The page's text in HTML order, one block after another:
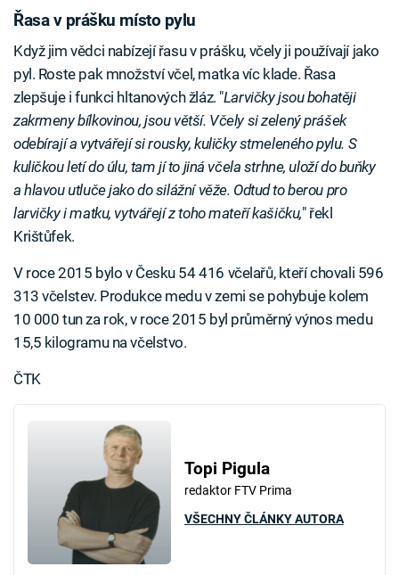
Řasa v prášku místo pylu
Když jim vědci nabízejí řasu v prášku, včely ji používají jako
pyl. Roste pak množství včel, matka víc klade. Řasa
zlepšuje i funkci hltanových žláz. "Larvičky jsou bohatěji
zakrmeny bílkovinou, jsou větší. Včely si zelený prášek
odebírají a vytvářejí si rousky, kuličky stmeleného pylu. S
kuličkou letí do úlu, tam jí to jiná včela strhne, uloží do buňky
a hlavou utluče jako do silážní věže. Odtud to berou pro
larvičky i matku, vytvářejí z toho mateří kašičku," řekl
Krištůfek.
V roce 2015 bylo v Česku 54 416 včelařů, kteří chovali 596
313 včelstev. Produkce medu v zemi se pohybuje kolem
10 000 tun za rok, v roce 2015 byl průměrný výnos medu
15,5 kilogramu na včelstvo.
ČTK
Topi Pigula
redaktor FTV Prima
VŠECHNY ČLÁNKY AUTORA